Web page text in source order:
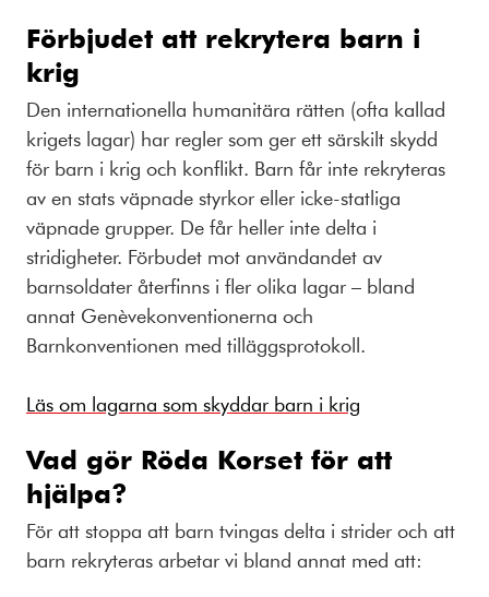
Förbjudet att rekrytera barn i
krig
Den internationella humanitära rätten (ofta kallad
krigets lagar) har regler som ger ett särskilt skydd
för barn i krig och konflikt. Barn får inte rekryteras
av en stats väpnade styrkor eller icke-statliga
väpnade grupper. De får heller inte delta i
stridigheter. Förbudet mot användandet av
barnsoldater återfinns i fler olika lagar – bland
annat Genèvekonventionerna och
Barnkonventionen med tilläggsprotokoll.
Läs om lagarna som skyddar barn i krig
Vad gör Röda Korset för att
hjälpa?
För att stoppa att barn tvingas delta i strider och att
barn rekryteras arbetar vi bland annat med att: